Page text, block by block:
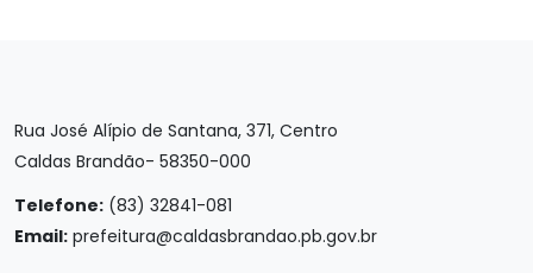
Rua José Alípio de Santana, 371, Centro
Caldas Brandão- 58350-000
Telefone: (83) 32841-081
Email: prefeitura@caldasbrandao.pb.gov.br